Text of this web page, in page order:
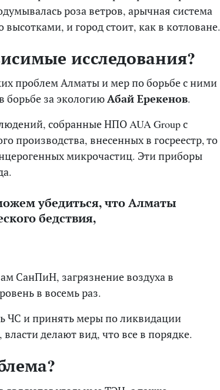
роза ветров, арычная система
высотками, и город стоит, как в котловане.
исследования?
проблем Алматы и мер по борьбе с ними
борьбе за экологиюАбай Ерекенов.
собранные НПО AUA Group с
производства, внесенных в госреестр, то
микрочастиц. Эти приборы
убедиться, что Алматы
бедствия,
СанПиН, загрязнение воздуха в
в восемь раз.
ЧС и принять меры по ликвидации
делают вид, что все в порядке.